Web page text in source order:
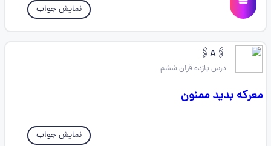
نمایش جواب
🖇A🖇
درس یازده قران ششم
معرکه بدید ممنون
نمایش جواب